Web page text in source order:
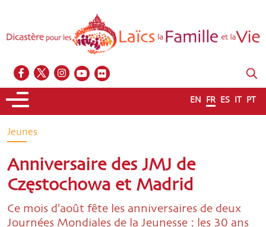
EN FR ES IT PT
Jeunes
Anniversaire des JMJ de
Częstochowa et Madrid
Ce mois d'août fête les anniversaires de deux
Journées Mondiales de la Jeunesse : les 30 ans